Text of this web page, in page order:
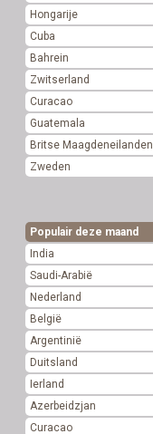
Hongarije
Cuba
Bahrein
Zwitserland
Curacao
Guatemala
Britse Maagdeneilanden
Zweden
Populair deze maand
India
Saudi-Arabië
Nederland
België
Argentinië
Duitsland
Ierland
Azerbeidzjan
Curacao